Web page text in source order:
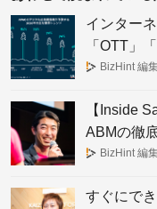
インター
「OTT」
キスト・
BizHint 編
【Inside
ABMの徹
ただす、
BizHint 編
すぐにで